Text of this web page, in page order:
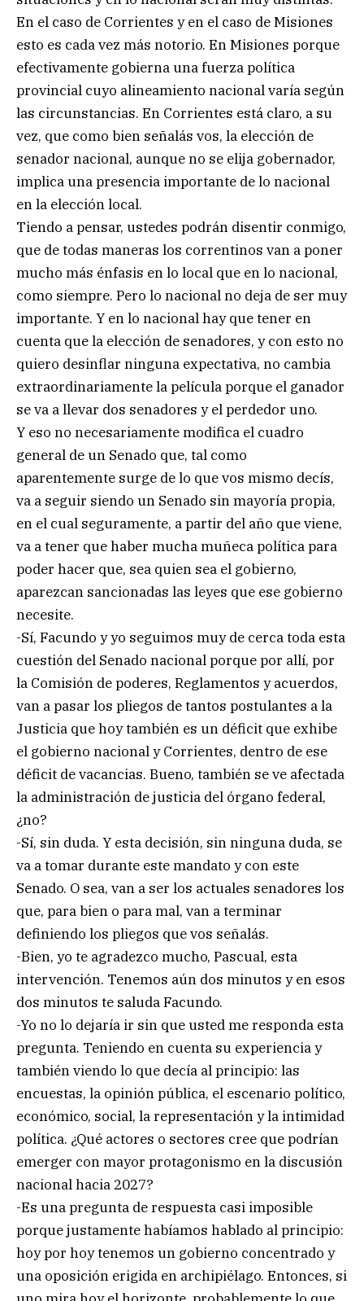
En el caso de Corrientes y en el caso de Misiones
esto es cada vez más notorio. En Misiones porque
efectivamente gobierna una fuerza política
provincial cuyo alineamiento nacional varía según
las circunstancias. En Corrientes está claro, a su
vez, que como bien señalás vos, la elección de
senador nacional, aunque no se elija gobernador,
implica una presencia importante de lo nacional
en la elección local.
Tiendo a pensar, ustedes podrán disentir conmigo,
que de todas maneras los correntinos van a poner
mucho más énfasis en lo local que en lo nacional,
como siempre. Pero lo nacional no deja de ser muy
importante. Y en lo nacional hay que tener en
cuenta que la elección de senadores, y con esto no
quiero desinflar ninguna expectativa, no cambia
extraordinariamente la película porque el ganador
se va a llevar dos senadores y el perdedor uno.
Y eso no necesariamente modifica el cuadro
general de un Senado que, tal como
aparentemente surge de lo que vos mismo decís,
va a seguir siendo un Senado sin mayoría propia,
en el cual seguramente, a partir del año que viene,
va a tener que haber mucha muñeca política para
poder hacer que, sea quien sea el gobierno,
aparezcan sancionadas las leyes que ese gobierno
necesite.
-Sí, Facundo y yo seguimos muy de cerca toda esta
cuestión del Senado nacional porque por allí, por
la Comisión de poderes, Reglamentos y acuerdos,
van a pasar los pliegos de tantos postulantes a la
Justicia que hoy también es un déficit que exhibe
el gobierno nacional y Corrientes, dentro de ese
déficit de vacancias. Bueno, también se ve afectada
la administración de justicia del órgano federal,
¿no?
-Sí, sin duda. Y esta decisión, sin ninguna duda, se
va a tomar durante este mandato y con este
Senado. O sea, van a ser los actuales senadores los
que, para bien o para mal, van a terminar
definiendo los pliegos que vos señalás.
-Bien, yo te agradezco mucho, Pascual, esta
intervención. Tenemos aún dos minutos y en esos
dos minutos te saluda Facundo.
-Yo no lo dejaría ir sin que usted me responda esta
pregunta. Teniendo en cuenta su experiencia y
también viendo lo que decía al principio: las
encuestas, la opinión pública, el escenario político,
económico, social, la representación y la intimidad
política. ¿Qué actores o sectores cree que podrían
emerger con mayor protagonismo en la discusión
nacional hacia 2027?
-Es una pregunta de respuesta casi imposible
porque justamente habíamos hablado al principio:
hoy por hoy tenemos un gobierno concentrado y
una oposición erigida en archipiélago. Entonces, si